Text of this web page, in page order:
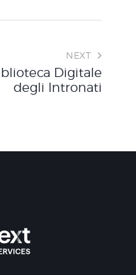
NEXT
Digitale
degli Intronati